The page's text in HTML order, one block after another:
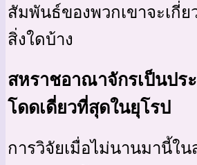
สัมพันธ์ของพวกเขาจะเกี่ย
สิ่งใดบ้าง
สหราชอาณาจักรเป็นปร
โดดเดี่ยวที่สุดในยุโรป
การวิจัยเมื่อไม่นานมานี้ใ